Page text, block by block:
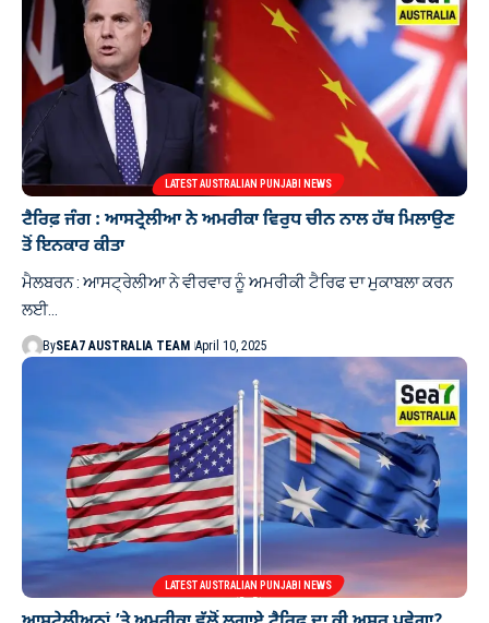
LATEST AUSTRALIAN PUNJABI NEWS
ਟੈਰਿਫ਼ ਜੰਗ : ਆਸਟ੍ਰੇਲੀਆ ਨੇ ਅਮਰੀਕਾ ਵਿਰੁਧ ਚੀਨ ਨਾਲ ਹੱਥ ਮਿਲਾਉਣ
ਤੋਂ ਇਨਕਾਰ ਕੀਤਾ
ਮੈਲਬਰਨ : ਆਸਟ੍ਰੇਲੀਆ ਨੇ ਵੀਰਵਾਰ ਨੂੰ ਅਮਰੀਕੀ ਟੈਰਿਫ ਦਾ ਮੁਕਾਬਲਾ ਕਰਨ
ਲਈ…
BySEA7 AUSTRALIA TEAM April 10, 2025
LATEST AUSTRALIAN PUNJABI NEWS